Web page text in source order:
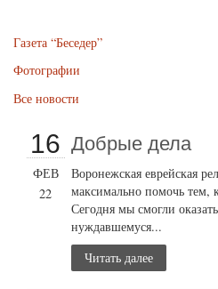
Газета “Беседер”
Фотографии
Все новости
16
ФЕВ
22
Добрые дела
Воронежская еврейская
максимально помочь тем,
Сегодня мы смогли
нуждавшемуся...
Читать далее